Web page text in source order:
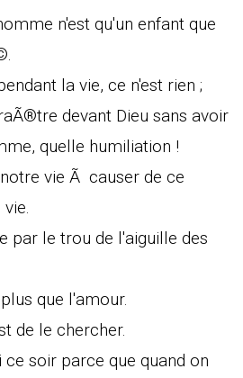
n'est qu'un enfant que
la vie, ce n'est rien ;
devant Dieu sans avoir
quelle humiliation !
vie Ã causer de ce
par le trou de l'aiguille des
que l'amour.
de le chercher.
ce soir parce que quand on